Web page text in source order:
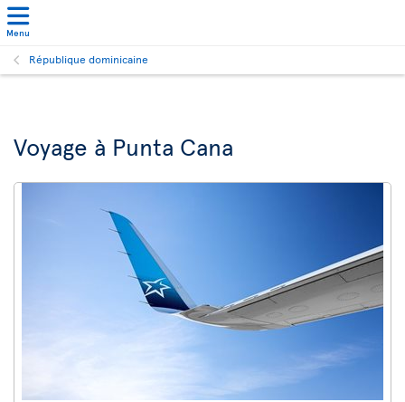
Menu
République dominicaine
Voyage à Punta Cana